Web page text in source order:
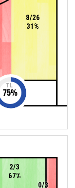
8/26
31%
TL
75%
2/3
67%
0/3